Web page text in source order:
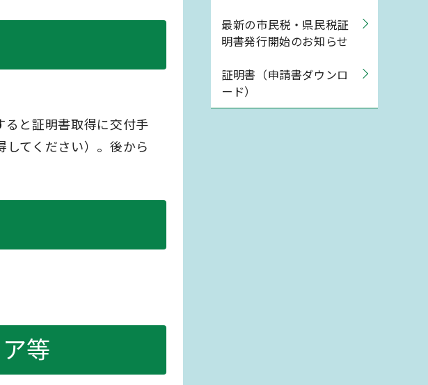
と証明書取得に交付手
てください）。後から
等
最新の市民税・県民税証
明書発行開始のお知らせ
証明書（申請書ダウンロ
ード）